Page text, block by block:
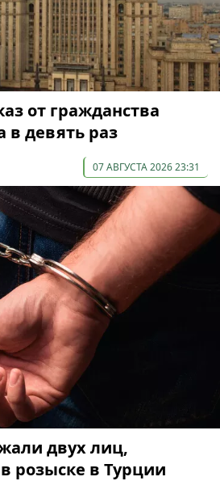
от гражданства
в девять раз
07 АВГУСТА 2026 23:31
двух лиц,
розыске в Турции